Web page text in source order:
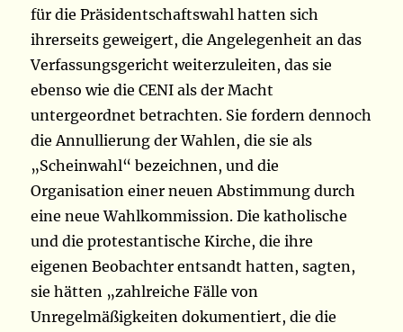
für die Präsidentschaftswahl hatten sich
ihrerseits geweigert, die Angelegenheit an das
Verfassungsgericht weiterzuleiten, das sie
ebenso wie die CENI als der Macht
untergeordnet betrachten. Sie fordern dennoch
die Annullierung der Wahlen, die sie als
„Scheinwahl“ bezeichnen, und die
Organisation einer neuen Abstimmung durch
eine neue Wahlkommission. Die katholische
und die protestantische Kirche, die ihre
eigenen Beobachter entsandt hatten, sagten,
sie hätten „zahlreiche Fälle von
Unregelmäßigkeiten dokumentiert, die die